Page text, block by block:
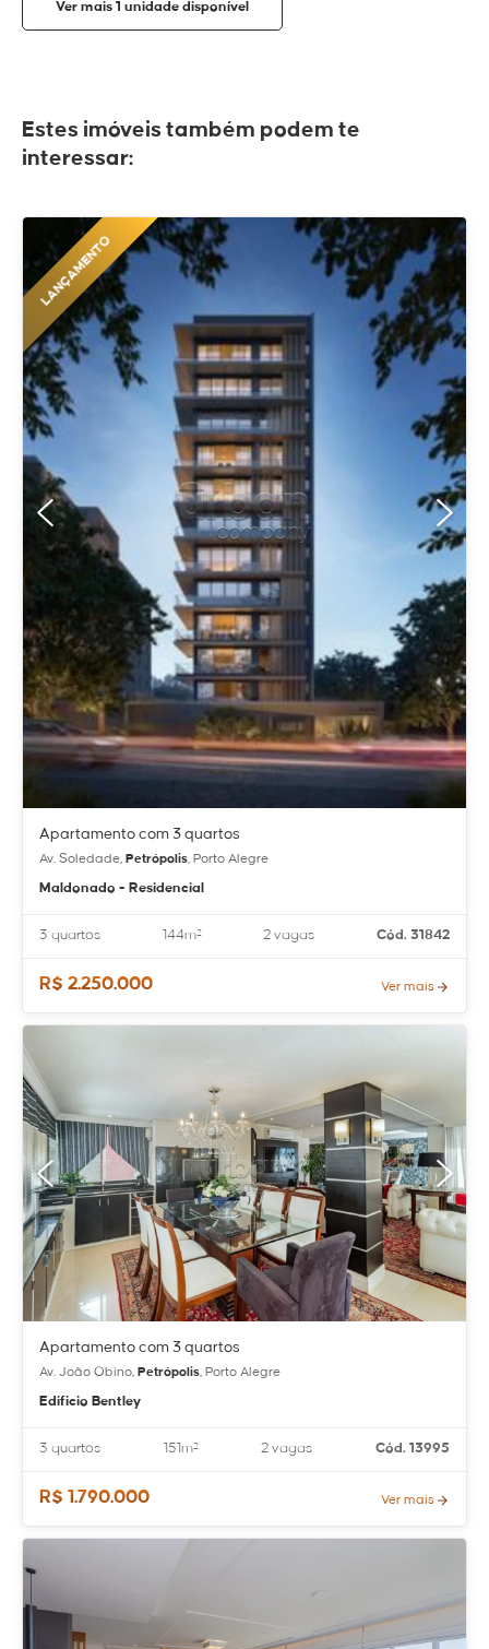
Ver mais 1 unidade disponível
Estes imóveis também podem te
interessar:
LANÇAMENTO
Apartamento com 3 quartos
Av. Soledade, Petrópolis, Porto Alegre
Maldonado - Residencial
3 quartos 144m² 2 vagas Cód. 31842
R$ 2.250.000 Ver mais
Apartamento com 3 quartos
Av. João Obino, Petrópolis, Porto Alegre
Edificio Bentley
3 quartos 151m² 2 vagas Cód. 13995
R$ 1.790.000 Ver mais